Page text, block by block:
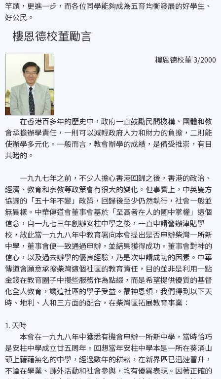
竿頭，更進一步，而各位同學能夠成為五育均衡發展的好學生、
好公民。
樓恩德校董勵言
樓恩德校董 3/2000
在香港百多年的歷史中，政府一直鼓勵民間機構、團體和教
會承擔辦學責任，一則可以減輕政府人力和財力的負擔，二則能
使辦學多元化。一般而言，教會辦學的成績，是備受推崇，有目
共睹的。
一九九七年之前，不少人擔心香港回歸之後，香港的政治、
經濟、教育和宗教等政策會有很大的變化。但事實上，中英雙方
協議的「五十年不變」政策，回歸後至少仍然執行，社會一般並
無異樣。中華傳道會董事會基於「至高者在人的國中掌權」這個
信念，自一九七三年創辦安柱中學之後，一直申請營辦津貼學
校，故此當一九九八年中教育署向本會提出是否申辦柴灣一所新
中學，董事會便一致通過申辦，並結果獲得成功。董事會對神的
信心，以及過去辦學的優良經驗，乃是次申請成功的因素。中華
傳道會願意承擔柴灣這個社區的教育責任，目的並非是利用一點
金錢在教育圈子中攪些服務作為點綴，而是希望提供優質的基督
化全人教育，讓這社區的學子受益。蒙神恩領，我們得到以下天
時、地利、人和三方面的配合，在柴灣區拓展教育事業︰
1. 天時
本會在一九九八年中獲悉有機會申辦一所新中學，當時恰巧
是安柱中學成立廿五周年。回想當年安柱中學本是一所在葵涌山
頭上藉藉無名的中學，經過數年的耕耘，在新界區已迅速冒升，
不論在學業、課外活動和社會參與，均有優異表現。因著正確的